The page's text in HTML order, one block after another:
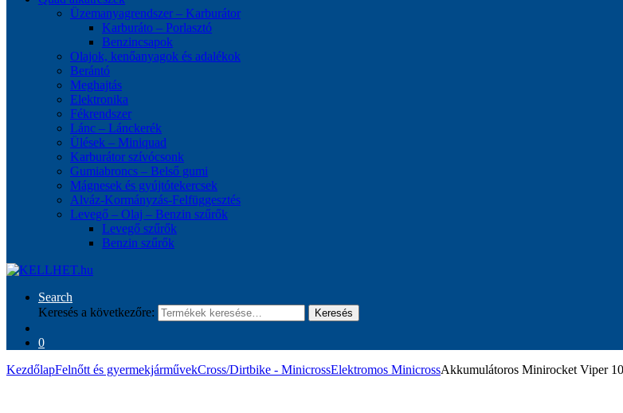
Üzemanyagrendszer – Karburátor
Karburáto – Porlasztó
Benzincsapok
Olajok, kenőanyagok és adalékok
Berántó
Meghajtás
Elektronika
Fékrendszer
Lánc – Lánckerék
Ülések – Miniquad
Karburátor szívócsonk
Gumiabroncs – Belső gumi
Mágnesek és gyújtótekercsek
Alváz-Kormányzás-Felfüggesztés
Levegő – Olaj – Benzin szűrők
Levegő szűrők
Benzin szűrők
Search
Keresés a következőre:
Keresés
0
KezdőlapFelnőtt és gyermekjárművekCross/Dirtbike - MinicrossElektromos MinicrossAkkumulátoros Minirocket Viper